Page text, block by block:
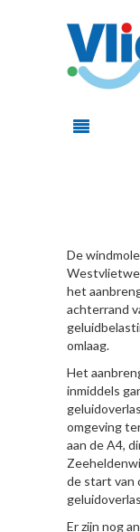
De
het
achterrand
omlaag.
Het
inmiddels
omgeving
aan de A4,
de start van
Er zijn nog